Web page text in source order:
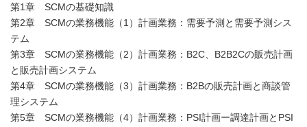
第1章 SCMの基礎知識
第2章 SCMの業務機能（1）計画業務：需要予測と需要予測シス
テム
第3章 SCMの業務機能（2）計画業務：B2C、B2B2Cの販売計画
と販売計画システム
第4章 SCMの業務機能（3）計画業務：B2Bの販売計画と商談管
理システム
第5章 SCMの業務機能（4）計画業務：PSI計画ー調達計画とPSI